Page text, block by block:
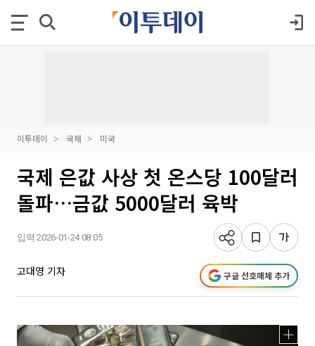
이투데이 국제 미국
국제 은값 사상 첫 온스당 100달러
돌파…금값 5000달러 육박
입력 2026-01-24 08:05
고대영 기자 구글 선호매체 추가